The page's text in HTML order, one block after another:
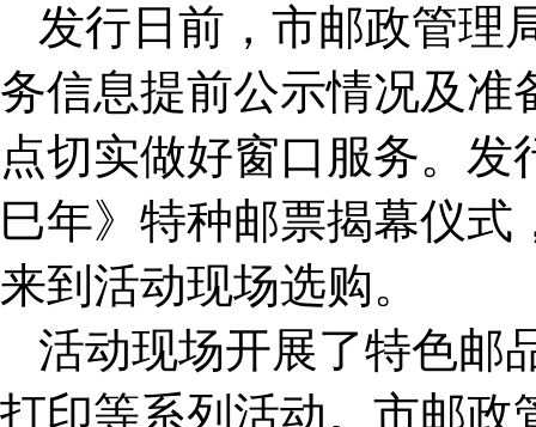
发行日前，市邮政管理
务信息提前公示情况及准
点切实做好窗口服务。
巳年》特种邮票揭幕仪
来到活动现场选购。
活动现场开展了特色邮
打印等系列活动。市邮政